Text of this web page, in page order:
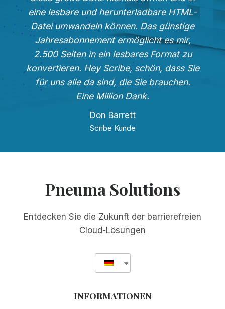
eine lesbare und herunterladbare HTML-
Datei umwandeln können. Das günstige
Jahresabonnement ermöglicht es mir,
2.500 Seiten in ein lesbares Format zu
konvertieren. Hey Scribe, schön, dass Sie
für uns alle da sind, die Sie brauchen.
Eine Million Dank.
Don Barrett
Scribe Kunde
Pneuma Solutions
Entdecken Sie die Zukunft der barrierefreien
Cloud-Lösungen
INFORMATIONEN